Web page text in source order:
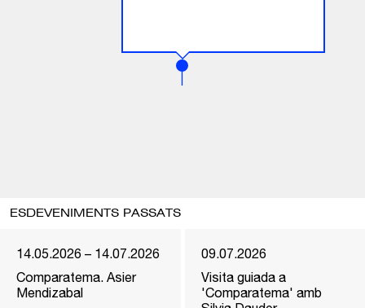
ESDEVENIMENTS PASSATS
14.05.2026 – 14.07.2026
Comparatema. Asier
Mendizabal
09.07.2026
Visita guiada a
'Comparatema' amb